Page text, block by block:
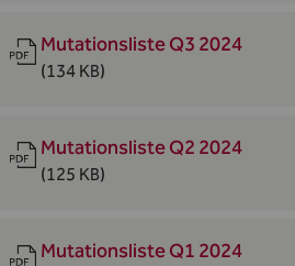
Mutationsliste Q3 2024
(134 KB)
Mutationsliste Q2 2024
(125 KB)
Mutationsliste Q1 2024